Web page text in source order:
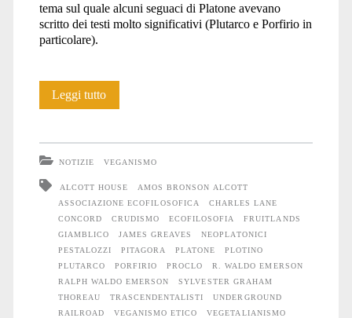
tema sul quale alcuni seguaci di Platone avevano
scritto dei testi molto significativi (Plutarco e Porfirio in
particolare).
Leggi tuttoPionieri
Amos
Bronson
Alcott
(1799
NOTIZIE VEGANISMO
ALCOTT HOUSE
AMOS BRONSON ALCOTT
ASSOCIAZIONE ECOFILOSOFICA
CHARLES LANE
CONCORD
CRUDISMO ECOFILOSOFIA
FRUITLANDS
GIAMBLICO
JAMES GREAVES
NEOPLATONICI
PESTALOZZI
PITAGORA PLATONE
PLOTINO
PLUTARCO
PORFIRIO PROCLO
R. WALDO EMERSON
RALPH WALDO EMERSON
SYLVESTER GRAHAM
THOREAU
TRASCENDENTALISTI
UNDERGROUND
RAILROAD
VEGANISMO ETICO
VEGETALIANISMO